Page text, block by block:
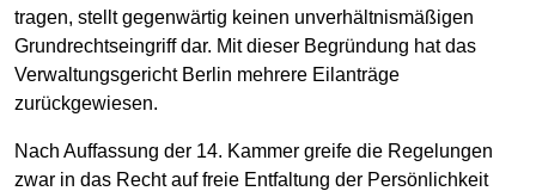
tragen, stellt gegenwärtig keinen unverhältnismäßigen
Grundrechtseingriff dar. Mit dieser Begründung hat das
Verwaltungsgericht Berlin mehrere Eilanträge
zurückgewiesen.
Nach Auffassung der 14. Kammer greife die Regelungen
zwar in das Recht auf freie Entfaltung der Persönlichkeit